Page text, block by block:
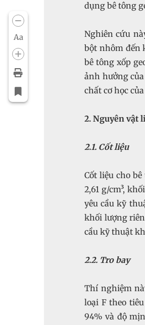
Aa
dụng bê tông
Nghiên cứu
bột nhôm đến
bê tông xốp
ảnh hưởng
chất cơ học của
2. Nguyên vật
2.1. Cốt liệu
Cốt liệu cho
2,61 g/cm³,
yêu cầu kỹ
khối lượng
cầu kỹ thuật
2.2. Tro bay
Thí nghiệm
loại F theo
94% và độ